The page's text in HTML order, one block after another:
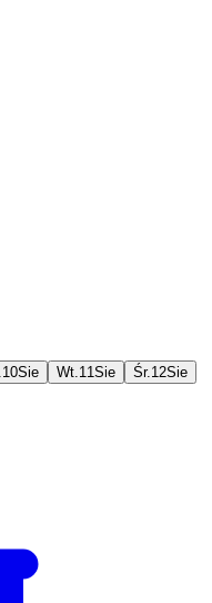
10Sie Wt. 11Sie Śr. 12Sie